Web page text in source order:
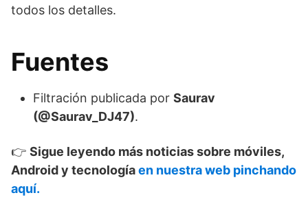
todos los detalles.
Fuentes
Filtración publicada por Saurav
(@Saurav_DJ47).
👉 Sigue leyendo más noticias sobre móviles,
Android y tecnologíaen nuestra web pinchando
aquí.